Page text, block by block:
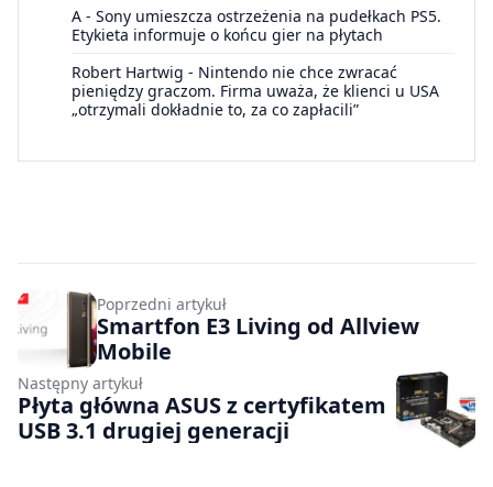
A - Sony umieszcza ostrzeżenia na pudełkach PS5.
Etykieta informuje o końcu gier na płytach
Robert Hartwig - Nintendo nie chce zwracać
pieniędzy graczom. Firma uważa, że klienci u USA
„otrzymali dokładnie to, za co zapłacili”
Poprzedni artykuł
Smartfon E3 Living od Allview
Mobile
Następny artykuł
Płyta główna ASUS z certyfikatem
USB 3.1 drugiej generacji